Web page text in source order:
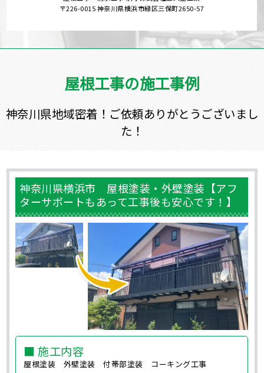
〒226-0015 神奈川県横浜市緑区三保町2650-57
屋根工事の施工事例
神奈川県地域密着！ご依頼ありがとうございまし
た！
神奈川県横浜市 屋根塗装・外壁塗装【アフ
ターサポートもあって工事後も安心です！】
■ 施工内容
屋根塗装 外壁塗装 付帯部塗装 コーキング工事